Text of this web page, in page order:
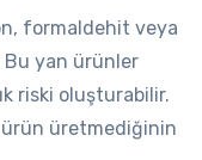
formaldehit veya
yan ürünler
riski oluşturabilir.
üretmediğinin